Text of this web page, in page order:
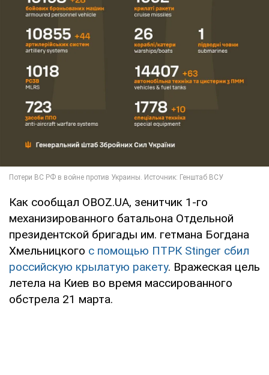
Как сообщал OBOZ.UA, зенитчик 1-го
механизированного батальона Отдельной
президентской бригады им. гетмана Богдана
Хмельницкого с помощью ПТРК Stinger сбил
российскую крылатую ракету. Вражеская цель
летела на Киев во время массированного
обстрела 21 марта.